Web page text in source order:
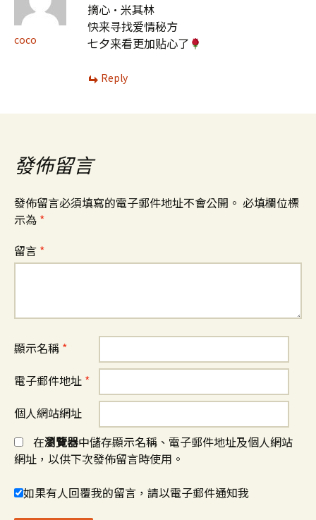
coco
摘心·米其林
快来寻找爱情秘方
七夕来看更加贴心了
Reply
發佈留言
發佈留言必須填寫的電子郵件地址不會公開。 必填欄位標
示為 *
留言 *
顯示名稱 *
電子郵件地址 *
個人網站網址
在瀏覽器中儲存顯示名稱、電子郵件地址及個人網站
網址，以供下次發佈留言時使用。
如果有人回覆我的留言，請以電子郵件通知我